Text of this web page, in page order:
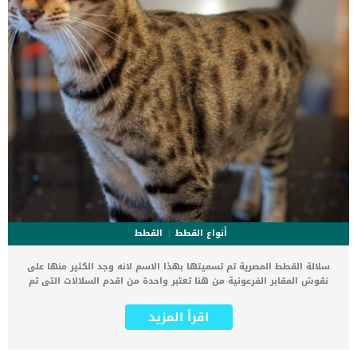
أنواع القطط
القطط
سلالة القطط المصرية تم تسميتها بهذا الاسم لانه وجد الكثير منها على
نقوش المقابر الفرعونية من هنا تعتبر واحدة من اقدم السلالات التى تم
انتمائها للولايات المتحدة الامريكية ولكن بنفس الاسم. يمكن إرجاع النسب
الأمريكي للقط المصري إلى حضارة القطط التي تنتمي إلى الأميرة
اقرأ المزيد